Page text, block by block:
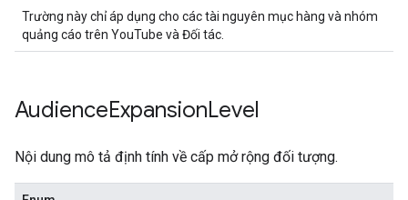
Trường này chỉ áp dụng cho các tài nguyên mục hàng và nhóm
quảng cáo trên YouTube và Đối tác.
AudienceExpansionLevel
Nội dung mô tả định tính về cấp mở rộng đối tượng.